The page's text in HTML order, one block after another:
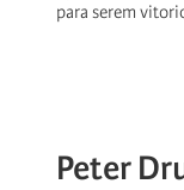
para serem
Peter